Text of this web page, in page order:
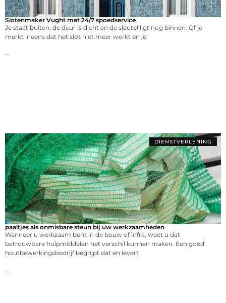
Slotenmaker Vught met 24/7 spoedservice
Je staat buiten, de deur is dicht en de sleutel ligt nog binnen. Of je
merkt ineens dat het slot niet meer werkt en je
...
DIENSTVERLENING
paaltjes als onmisbare steun bij uw werkzaamheden
Wanneer u werkzaam bent in de bouw of infra, weet u dat
betrouwbare hulpmiddelen het verschil kunnen maken. Een goed
houtbewerkingsbedrijf begrijpt dat en levert
...